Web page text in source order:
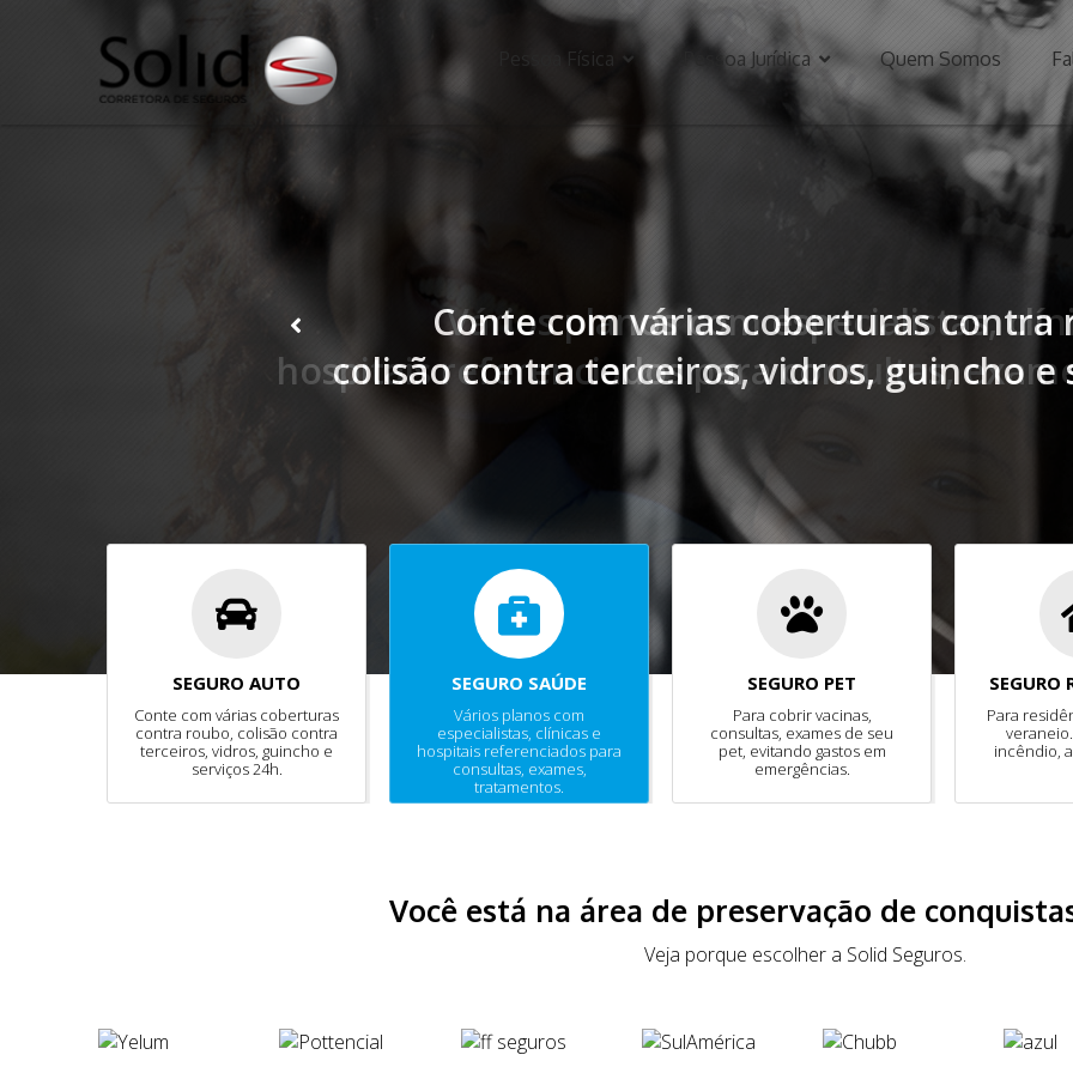
Pessoa Física Pessoa Jurídica Quem Somos
Vários planos com especialistas,
hospitais referenciados para consultas,
SEGURO AUTO
Conte com várias coberturas
contra roubo, colisão contra
terceiros, vidros, guincho e
serviços 24h.
SEGURO SAÚDE
Vários planos com
especialistas, clínicas e
hospitais referenciados para
consultas, exames,
tratamentos.
SEGURO PET
Para cobrir vacinas,
consultas, exames de seu
pet, evitando gastos em
emergências.
SEGURO
Para
incêndio,
Você está na área de preservação de
Veja porque escolher a Solid Seguros.